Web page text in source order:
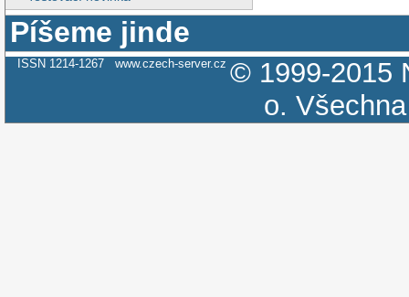
Píšeme jinde
ISSN 1214-1267 www.czech-server.cz © 1999-2015
o.